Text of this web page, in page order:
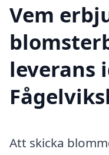
Vem
leverans
Att skicka